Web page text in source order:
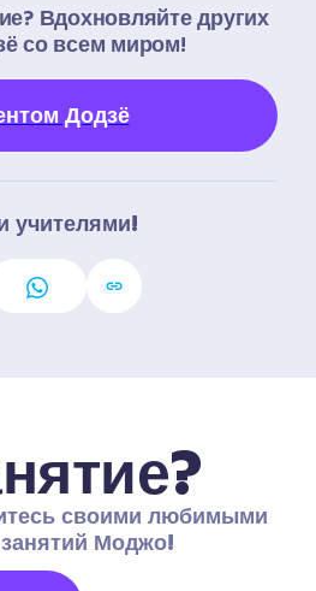
Вдохновляйте других
со всем миром!
Додзё
учителями!
своими любимыми
Моджо!